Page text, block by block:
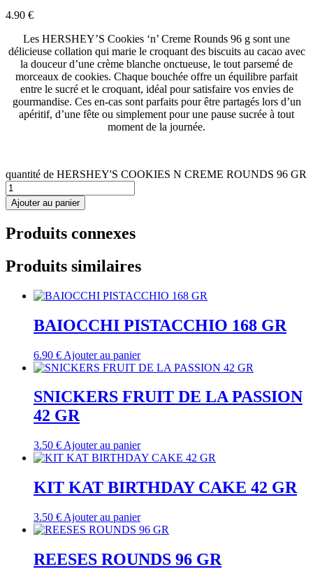
4.90 €
Les HERSHEY’S Cookies ‘n’ Creme Rounds 96 g sont une
délicieuse collation qui marie le croquant des biscuits au cacao avec
la douceur d’une crème blanche onctueuse, le tout parsemé de
morceaux de cookies. Chaque bouchée offre un équilibre parfait
entre le sucré et le croquant, idéal pour satisfaire vos envies de
gourmandise. Ces en-cas sont parfaits pour être partagés lors d’un
apéritif, d’une fête ou simplement pour une pause sucrée à tout
moment de la journée.
quantité de HERSHEY'S COOKIES N CREME ROUNDS 96 GR
Ajouter au panier
Produits connexes
Produits similaires
BAIOCCHI PISTACCHIO 168 GR
6.90 € Ajouter au panier
SNICKERS FRUIT DE LA PASSION
42 GR
3.50 € Ajouter au panier
KIT KAT BIRTHDAY CAKE 42 GR
3.50 € Ajouter au panier
REESES ROUNDS 96 GR